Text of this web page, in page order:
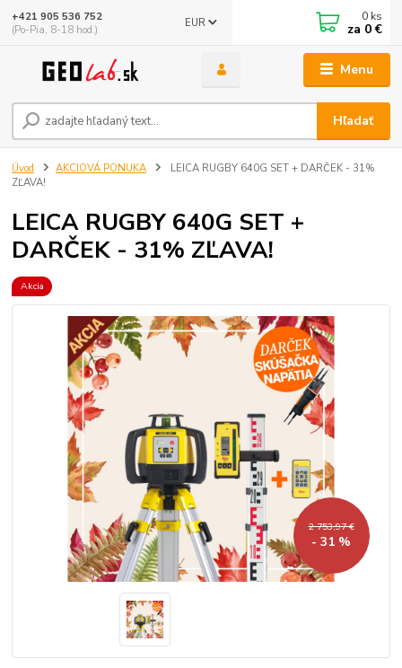
Menu
EUR
Hľadať
+421 905 536 752
(Po-Pia, 8-18 hod.)
0 ks
za 0 €
Úvod AKCIOVÁ PONUKA
LEICA RUGBY 640G SET + DARČEK - 31%
ZĽAVA!
LEICA RUGBY 640G SET +
DARČEK - 31% ZĽAVA!
Akcia
2 753,97 €
- 31 %